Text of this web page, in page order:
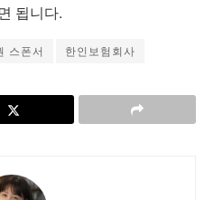
됩니다.
스폰서 한인보험회사